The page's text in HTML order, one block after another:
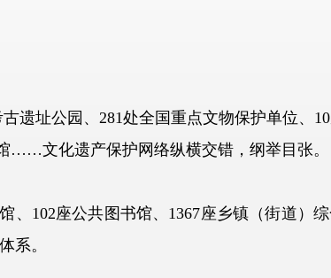
址公园、281处全国重点文物保护单位、10
……文化遗产保护网络纵横交错，纲举目张。
座公共图书馆、1367座乡镇（街道）综
系。